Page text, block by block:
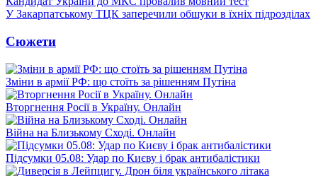
У Закарпатському ТЦК заперечили обшуки в їхніх підрозділах
Сюжети
Зміни в армії РФ: що стоїть за рішенням Путіна
Вторгнення Росії в Україну. Онлайн
Війна на Близькому Сході. Онлайн
Підсумки 05.08: Удар по Києву і брак антибалістики